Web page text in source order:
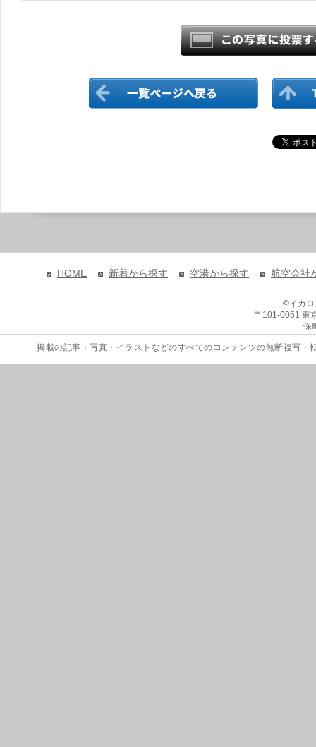
HOME 新着から探す 空港から探す 航空会社
©イカ
〒101-0051 東
保
掲載の記事・写真・イラストなどのすべてのコンテンツの無断複